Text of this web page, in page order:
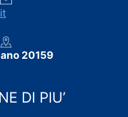
20159
DI PIU’